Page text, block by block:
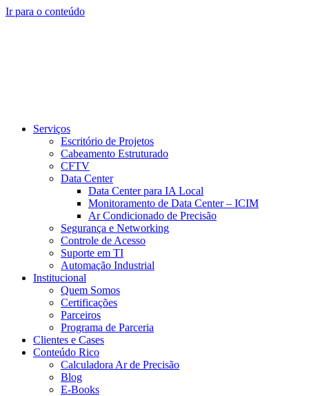
Ir para o conteúdo
Serviços
Escritório de Projetos
Cabeamento Estruturado
CFTV
Data Center
Data Center para IA Local
Monitoramento de Data Center – ICIM
Ar Condicionado de Precisão
Segurança e Networking
Controle de Acesso
Suporte em TI
Automação Industrial
Institucional
Quem Somos
Certificações
Parceiros
Programa de Parceria
Clientes e Cases
Conteúdo Rico
Calculadora Ar de Precisão
Blog
E-Books